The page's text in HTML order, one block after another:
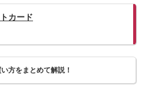
カード
方をまとめて解説！